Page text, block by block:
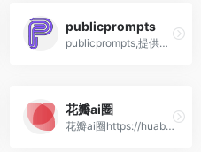
publicprompts
publicprompts,提供预训练的AI绘图模型和提示词prompt 生成的网站
花瓣ai圈
花瓣ai圈https://huaban.com/ai,高清ai绘画图片素材,模板,Prompt提示词网站